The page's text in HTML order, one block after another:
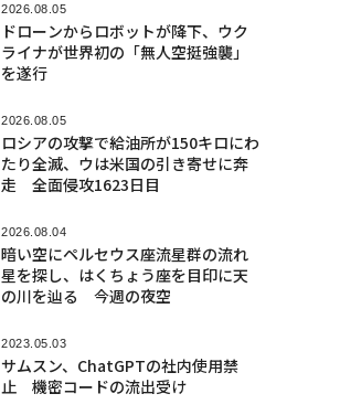
2026.08.05
ドローンからロボットが降下、ウク
ライナが世界初の「無人空挺強襲」
を遂行
2026.08.05
ロシアの攻撃で給油所が150キロにわ
たり全滅、ウは米国の引き寄せに奔
走 全面侵攻1623日目
2026.08.04
暗い空にペルセウス座流星群の流れ
星を探し、はくちょう座を目印に天
の川を辿る 今週の夜空
2023.05.03
サムスン、ChatGPTの社内使用禁
止 機密コードの流出受け